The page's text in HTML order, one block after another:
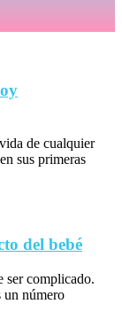
de cualquier
sus primeras
del bebé
ser complicado.
un número